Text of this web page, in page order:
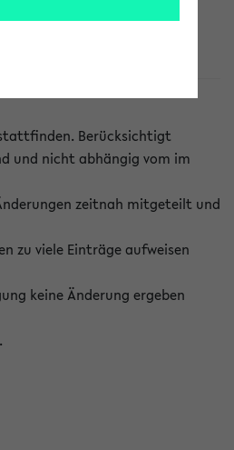
Berücksichtigt
und nicht abhängig vom im
zeitnah mitgeteilt und
zu viele Einträge aufweisen
keine Änderung ergeben